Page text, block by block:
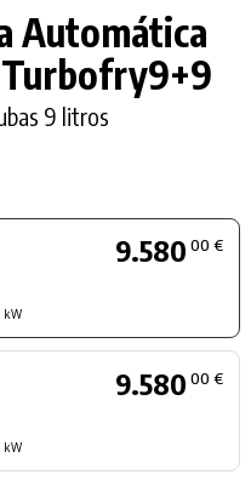
Automática
Turbofry9+9
9 litros
kW
9.580 00 €
kW
9.580 00 €